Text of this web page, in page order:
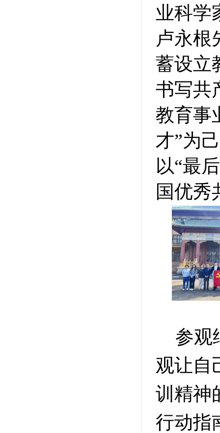
业科学
卢永根
蓄设立
书写共
教育事
才”为
以“最
国优秀
参观
观让自
训精神
行动指